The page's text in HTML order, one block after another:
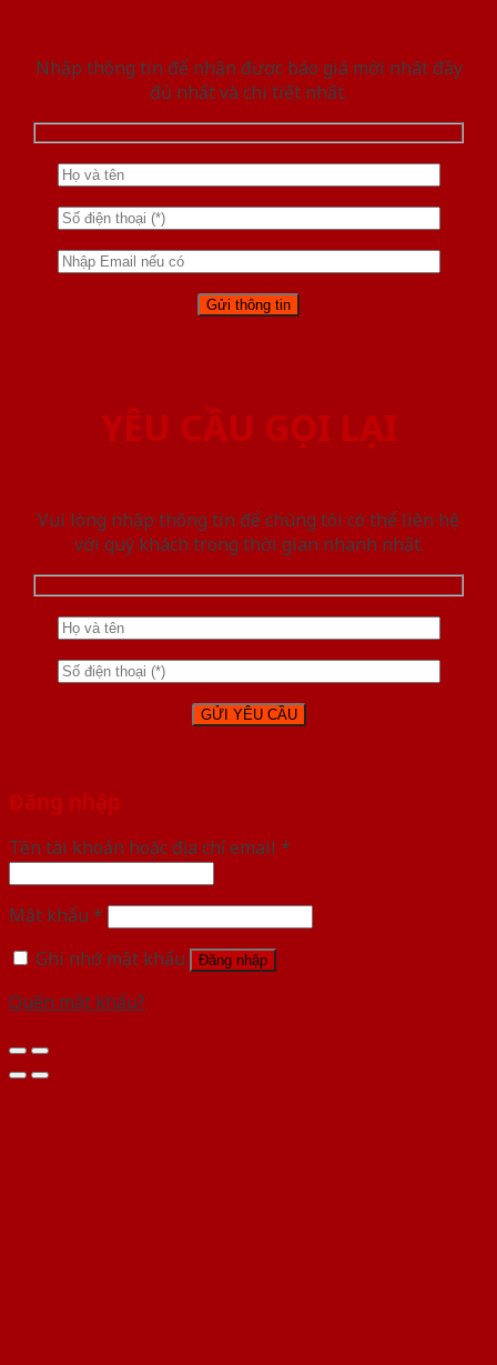
Nhập thông tin để nhận được báo giá mới nhât đầy
đủ nhất và chi tiết nhất.
YÊU CẦU GỌI LẠI
Vui lòng nhập thông tin để chúng tôi có thể liên hệ
với quý khách trong thời gian nhanh nhất.
Đăng nhập
Tên tài khoản hoặc địa chỉ email *
Mật khẩu *
Ghi nhớ mật khẩu
Đăng nhập
Quên mật khẩu?